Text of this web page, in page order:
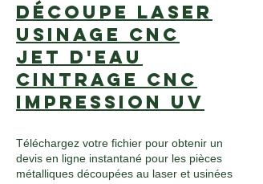
Découpe laser
Usinage CNC
Jet d'eau
Cintrage CNC
Impression UV
Téléchargez votre fichier pour obtenir un
devis en ligne instantané pour les pièces
métalliques découpées au laser et usinées